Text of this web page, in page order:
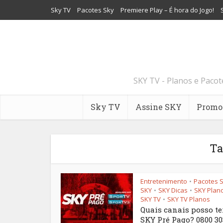
Sky TV Pacotes Sky Premiere Play – É hora do Jogo!
SKY TV - Planos e
Sky TV Assine SKY
Entretenimento • Pacotes
SKY • SKY Dicas • SKY
SKY TV • SKY TV Planos
Quais canais posso
SKY Pré Pago? 0800